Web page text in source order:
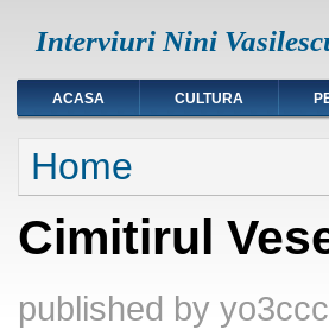
Interviuri Nini
ACASA CULTURA
You are here
Home
Cimitirul
published by yo3ccc